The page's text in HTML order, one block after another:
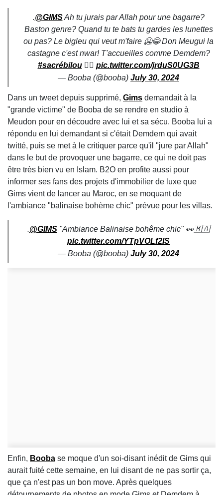
.@GIMSAh tu jurais par Allah pour une bagarre?
Baston genre? Quand tu te bats tu gardes les lunettes
ou pas? Le bigleu qui veut m'faire 🥶😂 Don Meugui la
castagne c'est nwar! T'accueilles comme Demdem?
#sacrébilou🏴‍☠️ pic.twitter.com/jrduS0UG3B
— Booba (@booba) July 30, 2024
Dans un tweet depuis supprimé, Gims demandait à la
"grande victime" de Booba de se rendre en studio à
Meudon pour en découdre avec lui et sa sécu. Booba lui a
répondu en lui demandant si c'était Demdem qui avait
twitté, puis se met à le critiquer parce qu'il "jure par Allah"
dans le but de provoquer une bagarre, ce qui ne doit pas
être très bien vu en Islam. B2O en profite aussi pour
informer ses fans des projets d'immobilier de luxe que
Gims vient de lancer au Maroc, en se moquant de
l'ambiance "balinaise bohème chic" prévue pour les villas.
.@GIMS "Ambiance Balinaise bohême chic" 👀🇲🇦
pic.twitter.com/YTpVOLf2IS
— Booba (@booba) July 30, 2024
Enfin, Booba se moque d'un soi-disant inédit de Gims qui
aurait fuité cette semaine, en lui disant de ne pas sortir ça,
que ça n'est pas un bon move. Après quelques